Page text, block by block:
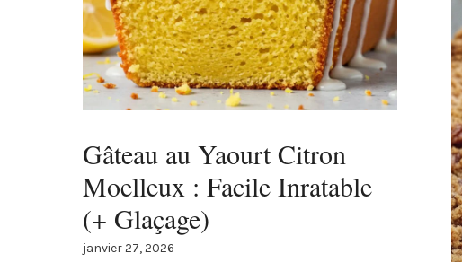
Gâteau au Yaourt Citron
Moelleux : Facile Inratable
(+ Glaçage)
janvier 27, 2026